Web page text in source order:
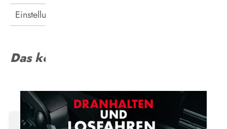
Einstellung des Einstiegskontrollsystem (EKS)
Das könnte Sie interessieren